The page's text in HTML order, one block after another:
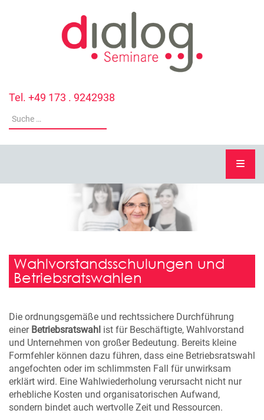
Tel. +49 173 . 9242938
Wahlvorstandsschulungen und
Betriebsratswahlen
Die ordnungsgemäße und rechtssichere Durchführung
einer Betriebsratswahl ist für Beschäftigte, Wahlvorstand
und Unternehmen von großer Bedeutung. Bereits kleine
Formfehler können dazu führen, dass eine Betriebsratswahl
angefochten oder im schlimmsten Fall für unwirksam
erklärt wird. Eine Wahlwiederholung verursacht nicht nur
erhebliche Kosten und organisatorischen Aufwand,
sondern bindet auch wertvolle Zeit und Ressourcen.